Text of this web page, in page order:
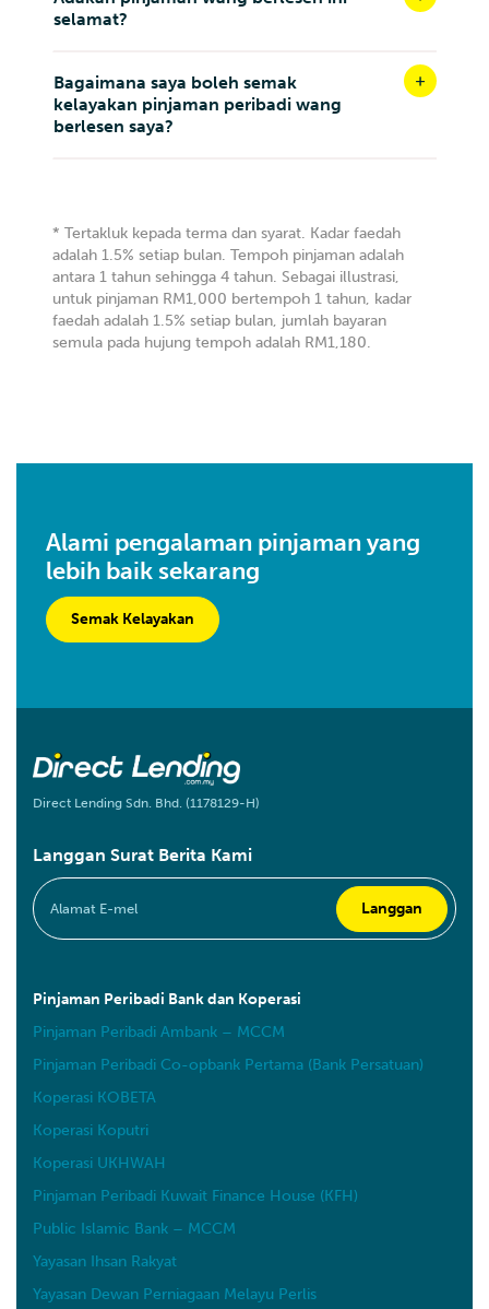
selamat?
Bagaimana saya boleh semak
kelayakan pinjaman peribadi wang
berlesen saya?
* Tertakluk kepada terma dan syarat. Kadar faedah
adalah 1.5% setiap bulan. Tempoh pinjaman adalah
antara 1 tahun sehingga 4 tahun. Sebagai illustrasi,
untuk pinjaman RM1,000 bertempoh 1 tahun, kadar
faedah adalah 1.5% setiap bulan, jumlah bayaran
semula pada hujung tempoh adalah RM1,180.
Alami pengalaman pinjaman yang
lebih baik sekarang
Semak Kelayakan
Direct Lending Sdn. Bhd. (1178129-H)
Langgan Surat Berita Kami
Pinjaman Peribadi Bank dan Koperasi
Pinjaman Peribadi Ambank – MCCM
Pinjaman Peribadi Co-opbank Pertama (Bank Persatuan)
Koperasi KOBETA
Koperasi Koputri
Koperasi UKHWAH
Pinjaman Peribadi Kuwait Finance House (KFH)
Public Islamic Bank – MCCM
Yayasan Ihsan Rakyat
Yayasan Dewan Perniagaan Melayu Perlis